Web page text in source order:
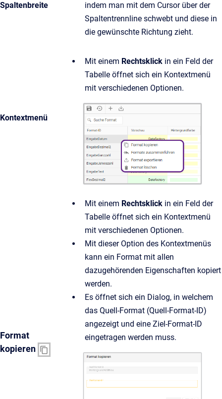
Spaltenbreite
indem man mit dem Cursor über der
Spaltentrennline schwebt und diese in
die gewünschte Richtung zieht.
Kontextmenü
Mit einem Rechtsklick in ein Feld der
Tabelle öffnet sich ein Kontextmenü
mit verschiedenen Optionen.
Format
kopieren
Mit einem Rechtsklick in ein Feld der
Tabelle öffnet sich ein Kontextmenü
mit verschiedenen Optionen.
Mit dieser Option des Kontextmenüs
kann ein Format mit allen
dazugehörenden Eigenschaften kopiert
werden.
Es öffnet sich ein Dialog, in welchem
das Quell-Format (Quell-Format-ID)
angezeigt und eine Ziel-Format-ID
eingetragen werden muss.